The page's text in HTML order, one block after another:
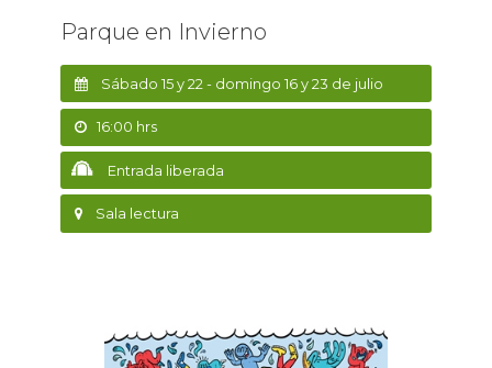
Parque en Invierno
Sábado 15 y 22 - domingo 16 y 23 de julio
16:00 hrs
Entrada liberada
Sala lectura